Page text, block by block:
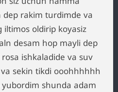
rakim turdimde va
oldirip koyasiz
desam hop mayli dep
ishkaladide va suv
sekin tikdi ooohhhhhh
shunda adam